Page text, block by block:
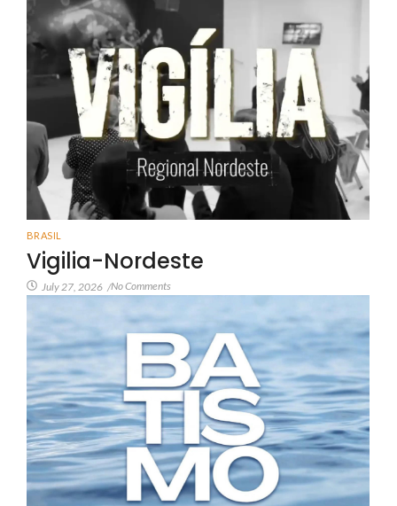
BRASIL
Vigilia-Nordeste
July 27, 2026 /No Comments